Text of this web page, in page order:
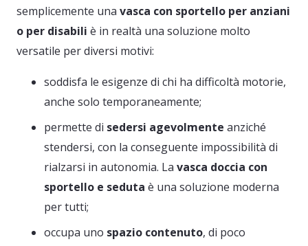
semplicemente una vasca con sportello per anziani
o per disabili è in realtà una soluzione molto
versatile per diversi motivi:
soddisfa le esigenze di chi ha difficoltà motorie,
anche solo temporaneamente;
permette di sedersi agevolmente anziché
stendersi, con la conseguente impossibilità di
rialzarsi in autonomia. La vasca doccia con
sportello e seduta è una soluzione moderna
per tutti;
occupa uno spazio contenuto, di poco